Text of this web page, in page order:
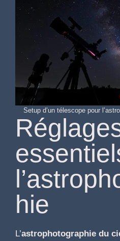
Setup d’un télescope pour
hie
L’astrophotographie du